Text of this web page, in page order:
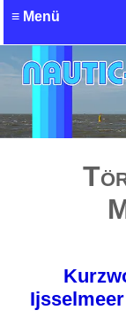
≡ Menü